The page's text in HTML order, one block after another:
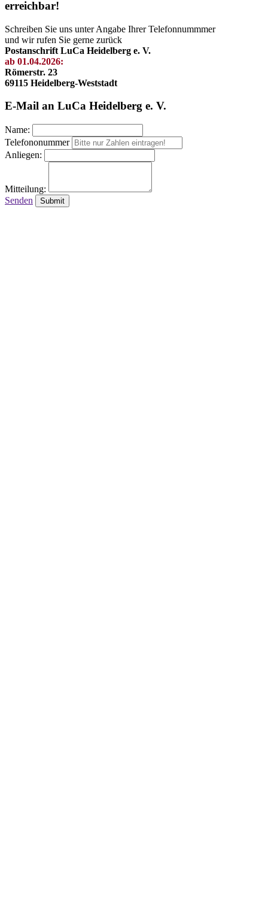
erreichbar!
Schreiben Sie uns unter Angabe Ihrer Telefonnummmer
und wir rufen Sie gerne zurück
Postanschrift LuCa Heidelberg e. V.
ab 01.04.2026:
Römerstr. 23
69115 Heidelberg-Weststadt
E-Mail an LuCa Heidelberg e. V.
Name:
Telefononummer
Anliegen:
Mitteilung:
Senden